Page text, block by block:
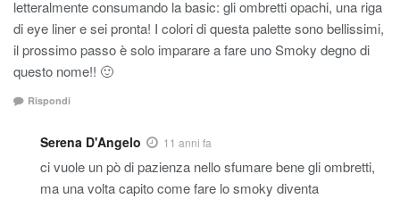
letteralmente consumando la basic: gli ombretti opachi, una riga
di eye liner e sei pronta! I colori di questa palette sono bellissimi,
il prossimo passo è solo imparare a fare uno Smoky degno di
questo nome!! 🙂
Rispondi
Serena D'Angelo 11 anni fa
ci vuole un pò di pazienza nello sfumare bene gli ombretti,
ma una volta capito come fare lo smoky diventa